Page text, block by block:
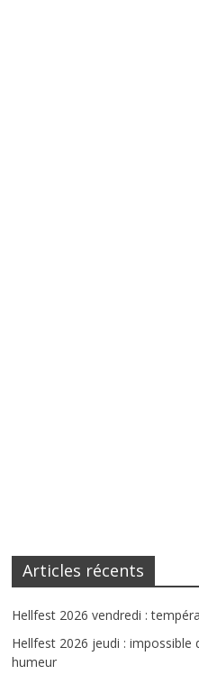
Articles récents
Hellfest 2026 vendredi :
Hellfest 2026 jeudi :
humeur